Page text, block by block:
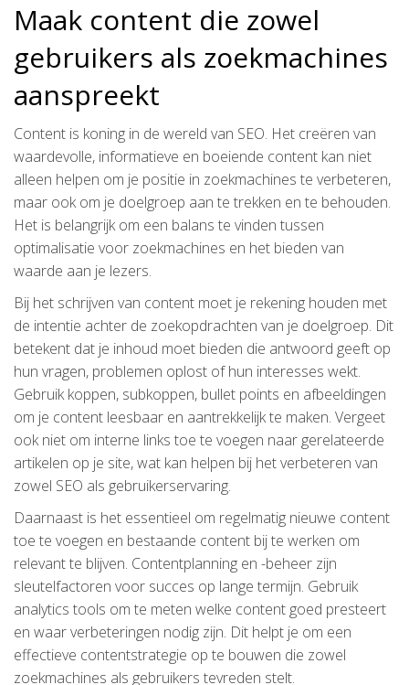
Maak content die zowel
gebruikers als zoekmachines
aanspreekt
Content is koning in de wereld van SEO. Het creëren van
waardevolle, informatieve en boeiende content kan niet
alleen helpen om je positie in zoekmachines te verbeteren,
maar ook om je doelgroep aan te trekken en te behouden.
Het is belangrijk om een balans te vinden tussen
optimalisatie voor zoekmachines en het bieden van
waarde aan je lezers.
Bij het schrijven van content moet je rekening houden met
de intentie achter de zoekopdrachten van je doelgroep. Dit
betekent dat je inhoud moet bieden die antwoord geeft op
hun vragen, problemen oplost of hun interesses wekt.
Gebruik koppen, subkoppen, bullet points en afbeeldingen
om je content leesbaar en aantrekkelijk te maken. Vergeet
ook niet om interne links toe te voegen naar gerelateerde
artikelen op je site, wat kan helpen bij het verbeteren van
zowel SEO als gebruikerservaring.
Daarnaast is het essentieel om regelmatig nieuwe content
toe te voegen en bestaande content bij te werken om
relevant te blijven. Contentplanning en -beheer zijn
sleutelfactoren voor succes op lange termijn. Gebruik
analytics tools om te meten welke content goed presteert
en waar verbeteringen nodig zijn. Dit helpt je om een
effectieve contentstrategie op te bouwen die zowel
zoekmachines als gebruikers tevreden stelt.